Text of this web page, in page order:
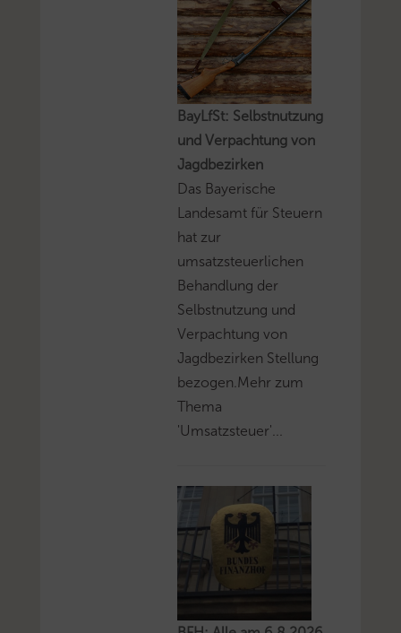
BayLfSt: Selbstnutzung
und Verpachtung von
Jagdbezirken
Das Bayerische
Landesamt für Steuern
hat zur
umsatzsteuerlichen
Behandlung der
Selbstnutzung und
Verpachtung von
Jagdbezirken Stellung
bezogen.Mehr zum
Thema
'Umsatzsteuer'...